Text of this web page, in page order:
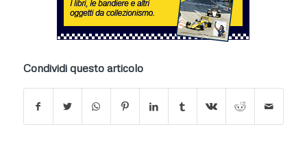
Condividi questo articolo